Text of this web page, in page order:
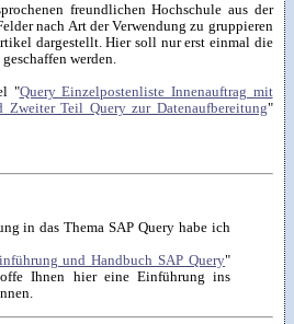
freundlichen Hochschule aus der
nach Art der Verwendung zu gruppieren
dargestellt. Hier soll nur erst einmal die
werden.
"Query Einzelpostenliste Innenauftrag mit
Zweiter Teil Query zur Datenaufbereitung"
in das Thema SAP Query habe ich
und Handbuch SAP Query"
Ihnen hier eine Einführung ins